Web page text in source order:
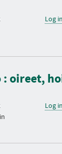
Log
: oireet,
Log